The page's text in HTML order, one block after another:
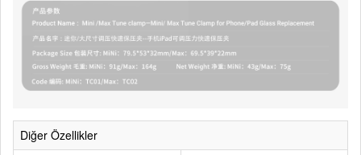
Diğer Özellikler